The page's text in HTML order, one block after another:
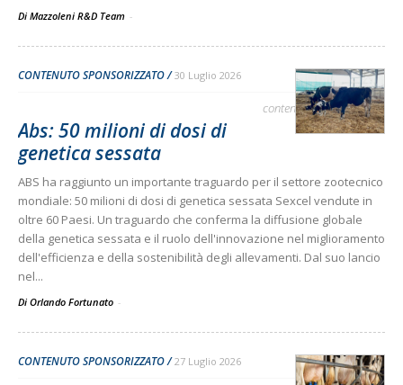
Di Mazzoleni R&D Team -
CONTENUTO SPONSORIZZATO 30 Luglio 2026
contenuto sponsorizzato
Abs: 50 milioni di dosi di
genetica sessata
ABS ha raggiunto un importante traguardo per il settore zootecnico
mondiale: 50 milioni di dosi di genetica sessata Sexcel vendute in
oltre 60 Paesi. Un traguardo che conferma la diffusione globale
della genetica sessata e il ruolo dell'innovazione nel miglioramento
dell'efficienza e della sostenibilità degli allevamenti. Dal suo lancio
nel...
Di Orlando Fortunato -
CONTENUTO SPONSORIZZATO 27 Luglio 2026